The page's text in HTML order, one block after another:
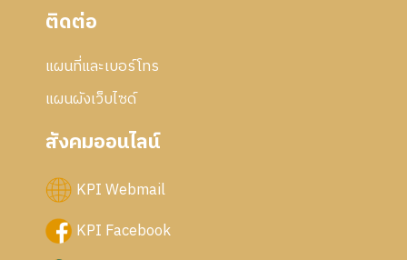
ติดต่อ
แผนที่และเบอร์โทร
แผนผังเว็บไซด์
สังคมออนไลน์
KPI Webmail
KPI Facebook